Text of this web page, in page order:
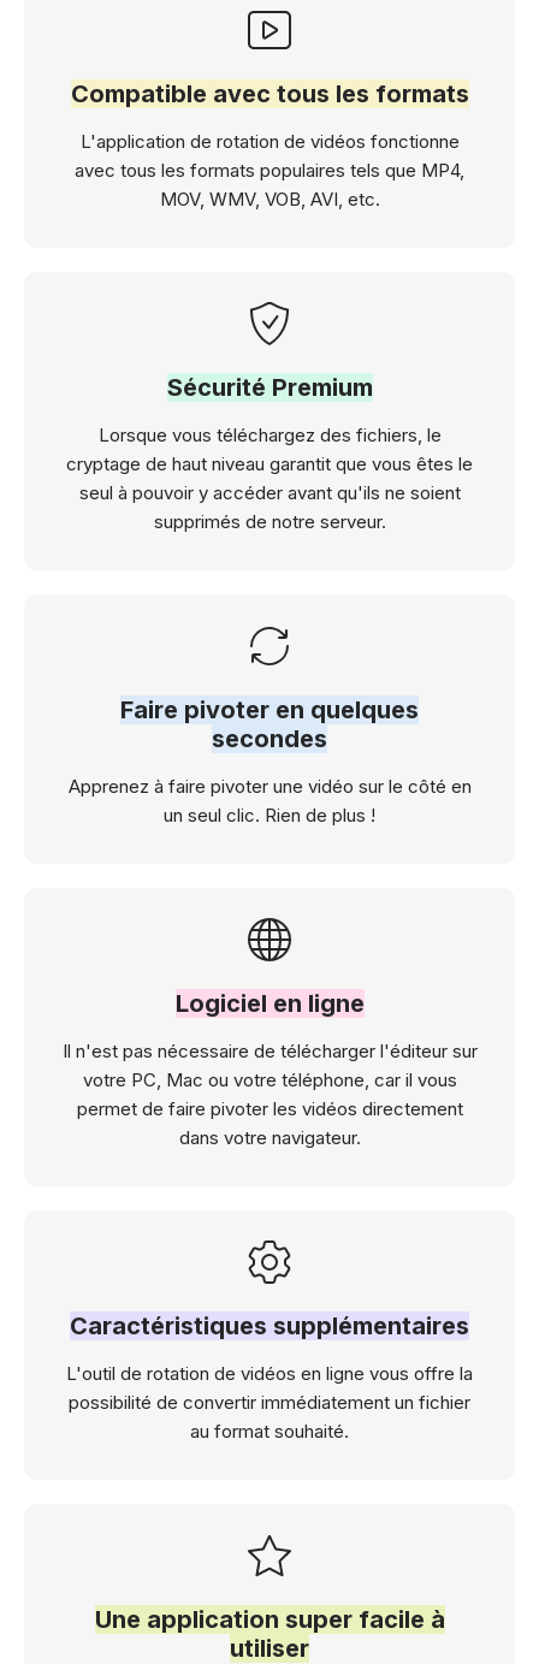
Compatible avec tous les formats
L'application de rotation de vidéos fonctionne
avec tous les formats populaires tels que MP4,
MOV, WMV, VOB, AVI, etc.
Sécurité Premium
Lorsque vous téléchargez des fichiers, le
cryptage de haut niveau garantit que vous êtes le
seul à pouvoir y accéder avant qu'ils ne soient
supprimés de notre serveur.
Faire pivoter en quelques
secondes
Apprenez à faire pivoter une vidéo sur le côté en
un seul clic. Rien de plus !
Logiciel en ligne
Il n'est pas nécessaire de télécharger l'éditeur sur
votre PC, Mac ou votre téléphone, car il vous
permet de faire pivoter les vidéos directement
dans votre navigateur.
Caractéristiques supplémentaires
L'outil de rotation de vidéos en ligne vous offre la
possibilité de convertir immédiatement un fichier
au format souhaité.
Une application super facile à
utiliser